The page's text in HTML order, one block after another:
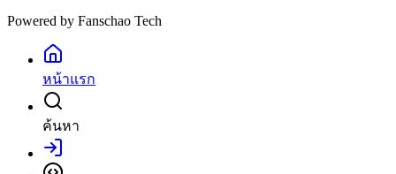
Powered by Fanschao Tech
หน้าแรก
ค้นหา